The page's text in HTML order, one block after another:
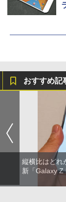
おすすめ記
縦横比はどれ
新「Galaxy Z